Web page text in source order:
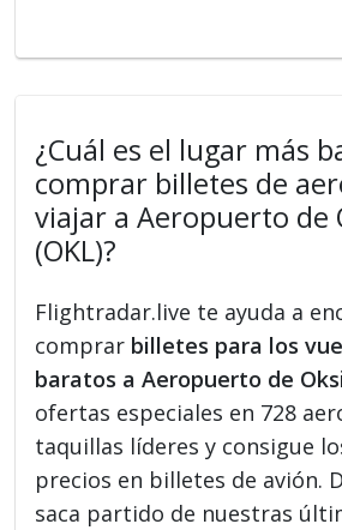
¿Cuál es el lugar más
comprar billetes de
viajar a Aeropuerto de
(OKL)?
Flightradar.live te ayuda a
comprar billetes para los
baratos a Aeropuerto de
ofertas especiales en 728
taquillas líderes y consigue
precios en billetes de avión.
saca partido de nuestras